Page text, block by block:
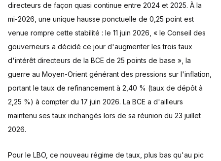
directeurs de façon quasi continue entre 2024 et 2025. À la
mi-2026, une unique hausse ponctuelle de 0,25 point est
venue rompre cette stabilité : le 11 juin 2026, « le Conseil des
gouverneurs a décidé ce jour d'augmenter les trois taux
d'intérêt directeurs de la BCE de 25 points de base », la
guerre au Moyen-Orient générant des pressions sur l'inflation,
portant le taux de refinancement à 2,40 % (taux de dépôt à
2,25 %) à compter du 17 juin 2026. La BCE a d'ailleurs
maintenu ses taux inchangés lors de sa réunion du 23 juillet
2026.
Pour le LBO, ce nouveau régime de taux, plus bas qu'au pic